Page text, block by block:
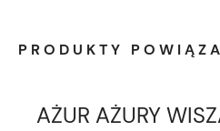
PRODUKTY
AŻUR AŻURY